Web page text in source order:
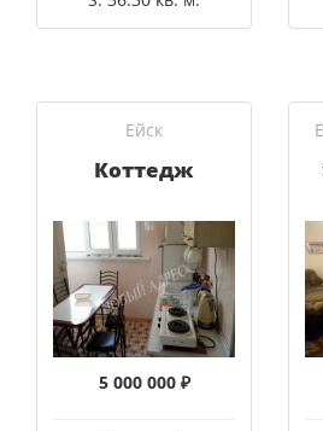
Ейск
Коттедж
5 000 000 ₽